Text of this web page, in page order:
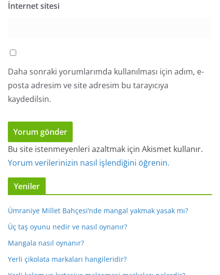
İnternet sitesi
Daha sonraki yorumlarımda kullanılması için adım, e-
posta adresim ve site adresim bu tarayıcıya
kaydedilsin.
Bu site istenmeyenleri azaltmak için Akismet kullanır.
Yorum verilerinizin nasıl işlendiğini öğrenin.
Yeniler
Ümraniye Millet Bahçesi’nde mangal yakmak yasak mı?
Üç taş oyunu nedir ve nasıl oynanır?
Mangala nasıl oynanır?
Yerli çikolata markaları hangileridir?